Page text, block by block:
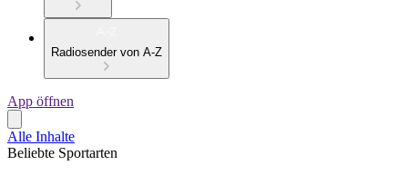
Radiosender von A-Z
App öffnen
Alle Inhalte
Beliebte Sportarten